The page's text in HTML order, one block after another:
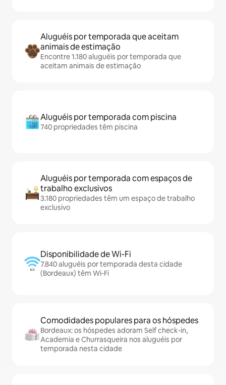
Aluguéis por temporada que aceitam
animais de estimação
Encontre 1.180 aluguéis por temporada que
aceitam animais de estimação
Aluguéis por temporada com piscina
740 propriedades têm piscina
Aluguéis por temporada com espaços de
trabalho exclusivos
3.180 propriedades têm um espaço de trabalho
exclusivo
Disponibilidade de Wi-Fi
7.840 aluguéis por temporada desta cidade
(Bordeaux) têm Wi-Fi
Comodidades populares para os hóspedes
Bordeaux: os hóspedes adoram Self check-in,
Academia e Churrasqueira nos aluguéis por
temporada nesta cidade